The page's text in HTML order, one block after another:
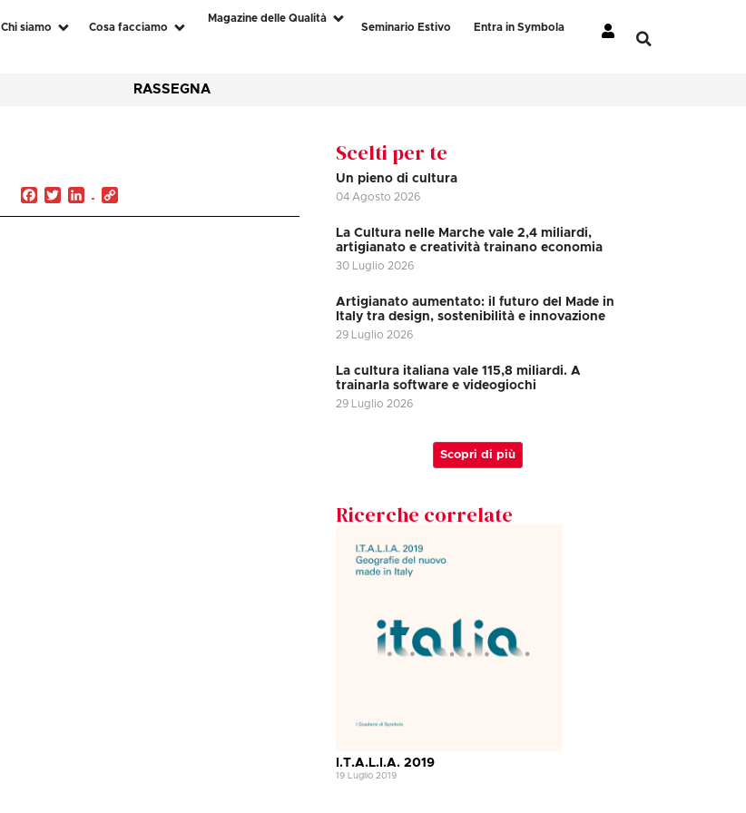
Chi siamo Cosa facciamo
Magazine delle Qualità
Seminario Estivo
Entra in Symbola
RASSEGNA
Facebook
TwitterLinkedIn
Scelti per te
Un pieno di cultura
04 Agosto 2026
La Cultura nelle Marche vale 2,4 miliardi,
artigianato e creatività trainano economia
30 Luglio 2026
Artigianato aumentato: il futuro del Made in
Italy tra design, sostenibilità e innovazione
29 Luglio 2026
La cultura italiana vale 115,8 miliardi. A
trainarla software e videogiochi
29 Luglio 2026
Scopri di più
Ricerche correlate
I.T.A.L.I.A. 2019
19 Luglio 2019